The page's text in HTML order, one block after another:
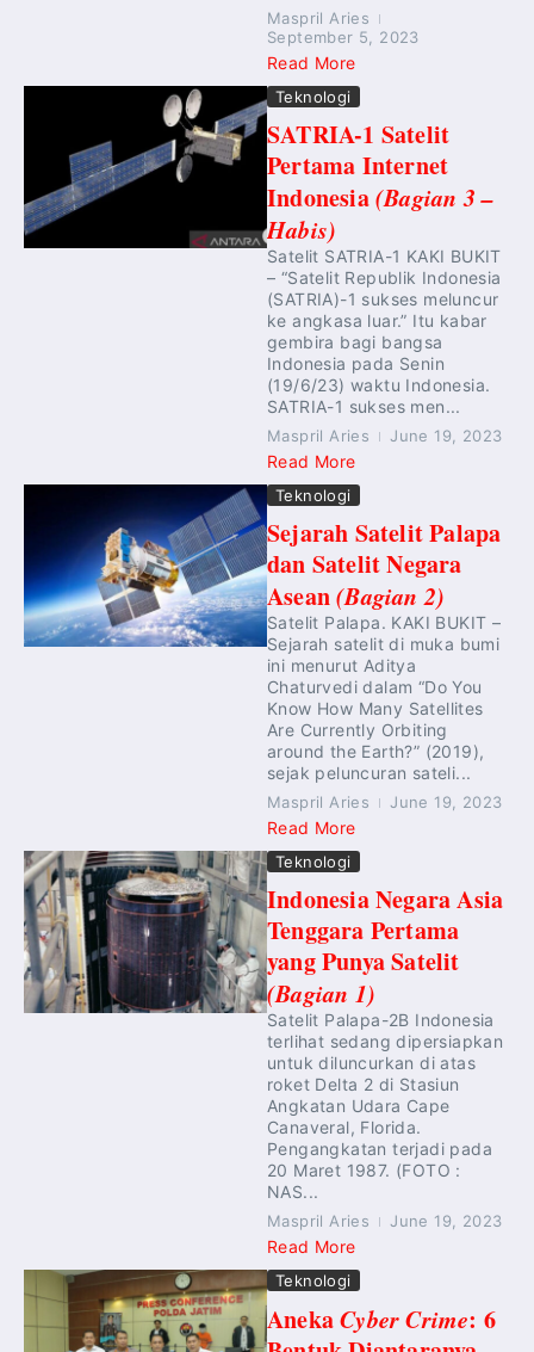
Maspril Aries
September 5, 2023
Read More
Teknologi
SATRIA-1 Satelit
Pertama Internet
Indonesia(Bagian 3 –
Habis)
Satelit SATRIA-1 KAKI BUKIT
– “Satelit Republik Indonesia
(SATRIA)-1 sukses meluncur
ke angkasa luar.” Itu kabar
gembira bagi bangsa
Indonesia pada Senin
(19/6/23) waktu Indonesia.
SATRIA-1 sukses men...
Maspril Aries June 19, 2023
Read More
Teknologi
Sejarah Satelit Palapa
dan Satelit Negara
Asean(Bagian 2)
Satelit Palapa. KAKI BUKIT –
Sejarah satelit di muka bumi
ini menurut Aditya
Chaturvedi dalam “Do You
Know How Many Satellites
Are Currently Orbiting
around the Earth?” (2019),
sejak peluncuran sateli...
Maspril Aries June 19, 2023
Read More
Teknologi
Indonesia Negara Asia
Tenggara Pertama
yang Punya Satelit
(Bagian 1)
Satelit Palapa-2B Indonesia
terlihat sedang dipersiapkan
untuk diluncurkan di atas
roket Delta 2 di Stasiun
Angkatan Udara Cape
Canaveral, Florida.
Pengangkatan terjadi pada
20 Maret 1987. (FOTO :
NAS...
Maspril Aries June 19, 2023
Read More
Teknologi
AnekaCyber Crime: 6